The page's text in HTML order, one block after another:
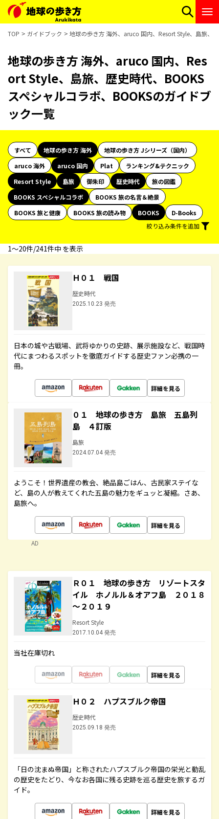
TOP ガイドブック 地球の歩き方 海外、aruco 国内、Resort Style、島旅、
地球の歩き方 海外、aruco 国内、Res
ort Style、島旅、歴史時代、BOOKS
スペシャルコラボ、BOOKSのガイドブ
ック一覧
すべて 地球の歩き方 海外
地球の歩き方 Jシリーズ（国内）
aruco 海外
aruco 国内 Plat
ランキング&テクニック
Resort Style
島旅 御朱印 歴史時代
旅の図鑑
BOOKS スペシャルコラボ
BOOKS 旅の名言＆絶景
BOOKS 旅と健康
BOOKS 旅の読み物 BOOKS
D-Books
絞り込み条件を追加
1〜20件/241件中 を表示
Ｈ０１ 戦国
歴史時代
2025.10.23 発売
日本の城や古戦場、武将ゆかりの史跡、展示施設など、戦国時
代にまつわるスポットを徹底ガイドする歴史ファン必携の一
冊。
詳細を見る
０１ 地球の歩き方 島旅 五島列
島 ４訂版
島旅
2024.07.04 発売
ようこそ！世界遺産の教会、絶品島ごはん、古民家ステイな
ど、島の人が教えてくれた五島の魅力をギュッと凝縮。さあ、
島旅へ。
詳細を見る
AD
Ｒ０１ 地球の歩き方 リゾートスタ
イル ホノルル＆オアフ島 ２０１８
～２０１９
Resort Style
2017.10.04 発売
当社在庫切れ
詳細を見る
Ｈ０２ ハプスブルク帝国
歴史時代
2025.09.18 発売
「日の沈まぬ帝国」と称されたハプスブルク帝国の栄光と動乱
の歴史をたどり、今なお各国に残る史跡を巡る歴史を旅するガ
イド。
詳細を見る